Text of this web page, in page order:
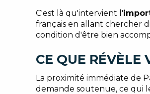
C'est là qu'intervient l'
français en allant chercher
condition d'être bien
CE QUE RÉVÈLE
La proximité immédiate de
demande soutenue, ce qui